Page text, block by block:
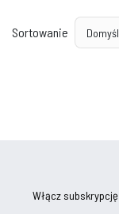
Sortowanie
Włącz